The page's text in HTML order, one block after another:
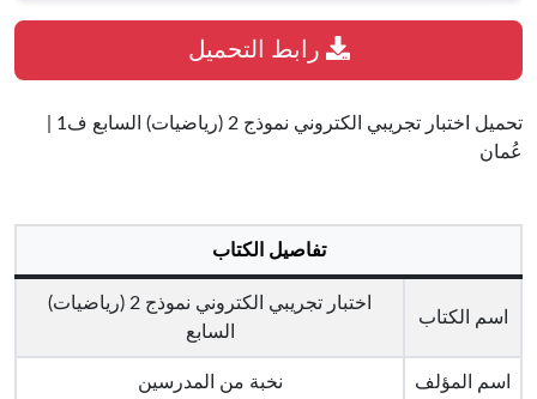
عُمان
تفاصيل الكتاب
اسم الكتاب
اختبار تجريبي الكتروني نموذج 2 (رياضيات)
السابع
اسم المؤلف نخبة من المدرسين